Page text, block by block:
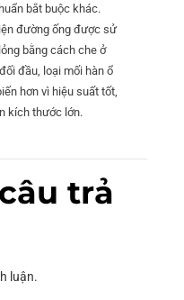
bắt buộc khác.
đường ống được sử
bằng cách che ở
đầu, loại mối hàn ổ
hơn vì hiệu suất tốt,
kích thước lớn.
trả
luận.